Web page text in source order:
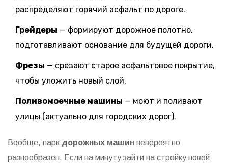
распределяют горячий асфальт по дороге.
Грейдеры — формируют дорожное полотно,
подготавливают основание для будущей дороги.
Фрезы — срезают старое асфальтовое покрытие,
чтобы уложить новый слой.
Поливомоечные машины — моют и поливают
улицы (актуально для городских дорог).
Вообще, парк дорожных машин невероятно
разнообразен. Если на минуту зайти на стройку новой